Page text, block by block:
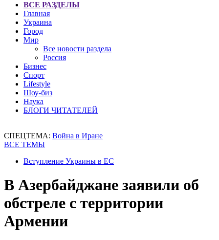
ВСЕ РАЗДЕЛЫ
Главная
Украина
Город
Мир
Все новости раздела
Россия
Бизнес
Спорт
Lifestyle
Шоу-биз
Наука
БЛОГИ ЧИТАТЕЛЕЙ
СПЕЦТЕМА: Война в Иране
ВСЕ ТЕМЫ
Вступление Украины в ЕС
В Азербайджане заявили об
обстреле с территории
Армении